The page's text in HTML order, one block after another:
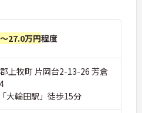
27.0万円程度
上牧町 片岡台2-13-26 芳倉
大輪田駅」徒歩15分